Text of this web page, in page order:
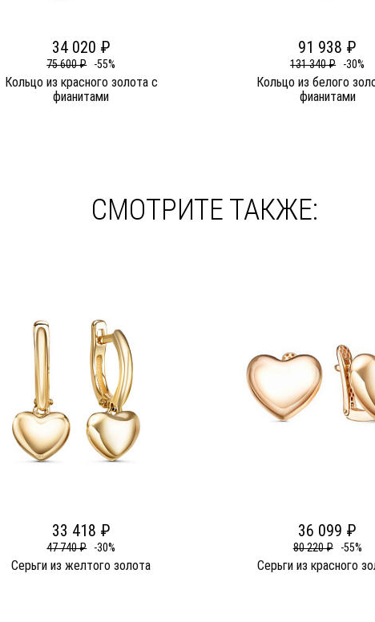
34 020 ₽
75 600 ₽ -55%
Кольцо из красного золота c
фианитами
91 938 ₽
131 340 ₽ -30%
Кольцо из белого
фианитами
СМОТРИТЕ ТАКЖЕ:
33 418 ₽
47 740 ₽ -30%
Серьги из желтого золота
36 099 ₽
80 220 ₽ -55%
Серьги из красного